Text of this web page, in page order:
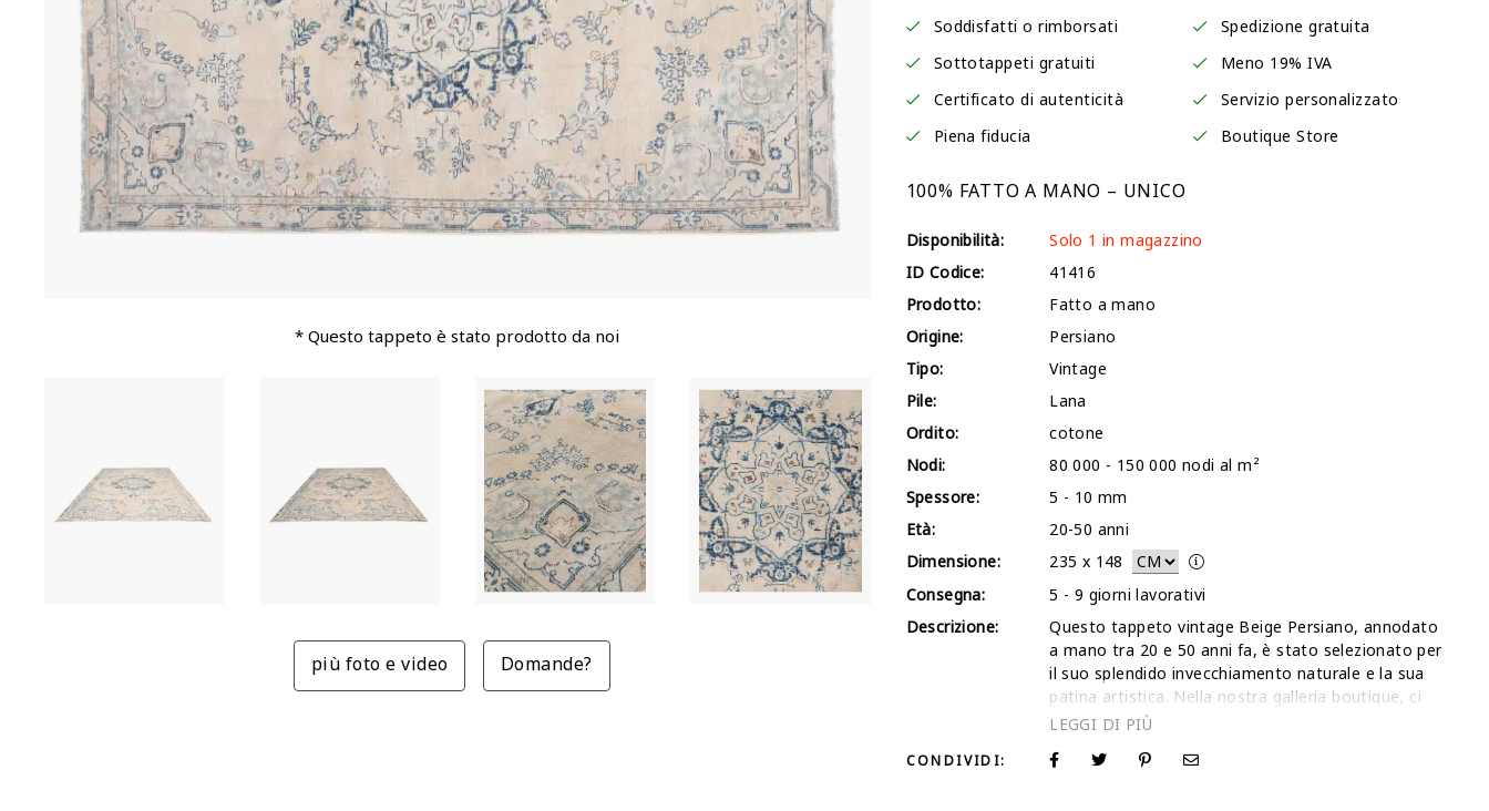
* Questo tappeto è stato prodotto da noi
più foto e video Domande?
Soddisfatti o rimborsati
Spedizione gratuita
Sottotappeti gratuiti
Meno 19% IVA
Certificato di autenticità
Servizio personalizzato
Piena fiducia
Boutique Store
100% FATTO A MANO – UNICO
Disponibilità:
Solo 1 in magazzino
ID Codice:
41416
Prodotto:
Fatto a mano
Origine:
Persiano
Tipo:
Vintage
Pile:
Lana
Ordito:
cotone
Nodi:
80 000 - 150 000 nodi al m²
Spessore:
5 - 10 mm
Età:
20-50 anni
Dimensione:
235 x 148
Consegna:
5 - 9 giorni lavorativi
Descrizione:
Questo tappeto vintage Beige Persiano, annodato
a mano tra 20 e 50 anni fa, è stato selezionato per
il suo splendido invecchiamento naturale e la sua
patina artistica. Nella nostra galleria boutique, ci
specializziamo nel recupero di questi pezzi storici
un accurato processo di 'stonewash' e rasatura.
CONDIVIDI: